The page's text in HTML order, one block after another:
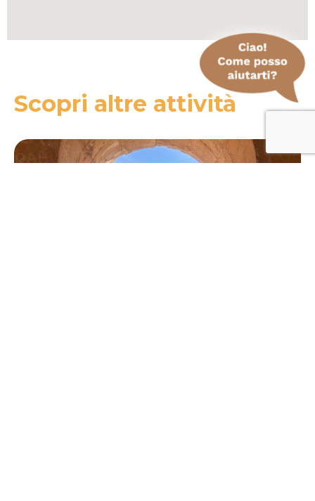
Scopri altre attività